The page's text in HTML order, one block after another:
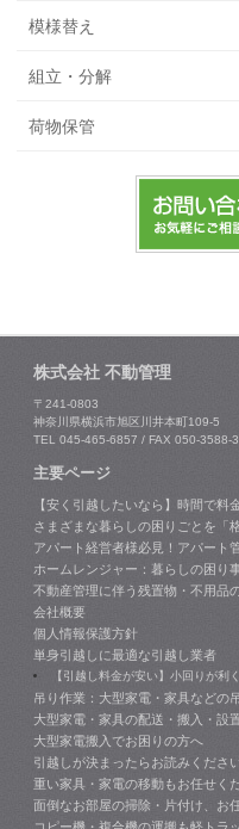
模様替え
組立・分解
荷物保管
株式会社 不動管理
〒241-0803
神奈川県横浜市旭区川井本町109-5
TEL 045-465-6857 / FAX 050-3588-
主要ページ
【安く引越したいなら】時間で
さまざまな暮らしの困りごとを「
アパート経営者様必見！アパート
ホームレンジャー：暮らしの困り
不動産管理に伴う残置物・不用品
会社概要
個人情報保護方針
単身引越しに最適な引越し業者
【引越し料金が安い】小回りが利
吊り作業：大型家電・家具などの
大型家電・家具の配送・搬入・設
大型家電搬入でお困りの方へ
引越しが決まったらお読みくださ
重い家具・家電の移動もお任せく
面倒なお部屋の掃除・片付け、お